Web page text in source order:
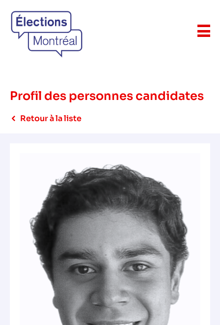
Profil des personnes candidates
Retour à la liste